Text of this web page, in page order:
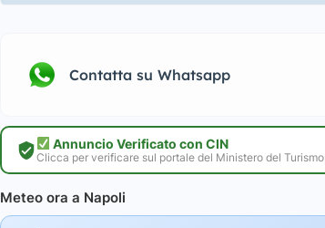
Contatta su Whatsapp
Annuncio Verificato con CIN
Clicca per verificare sul portale del Ministero del Turismo
Meteo ora a Napoli